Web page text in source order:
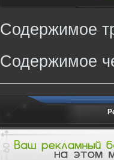
Содержимое
Содержимое